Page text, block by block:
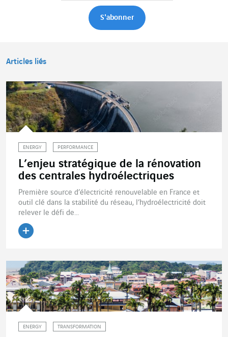
Articles liés
ENERGY PERFORMANCE
L’enjeu stratégique de la rénovation
des centrales hydroélectriques
Première source d’électricité renouvelable en France et
outil clé dans la stabilité du réseau, l’hydroélectricité doit
relever le défi de...
ENERGY TRANSFORMATION